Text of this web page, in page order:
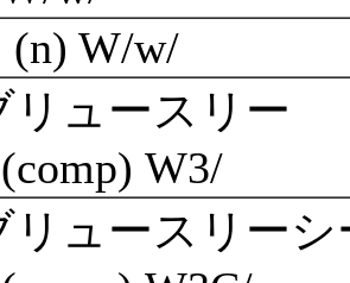
W/w/
リュースリー
W3/
リュースリーシ